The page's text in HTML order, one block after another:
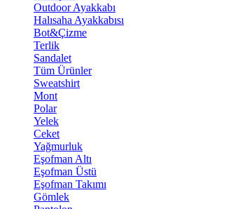
Outdoor Ayakkabı
Halısaha Ayakkabısı
Bot&Çizme
Terlik
Sandalet
Tüm Ürünler
Sweatshirt
Mont
Polar
Yelek
Ceket
Yağmurluk
Eşofman Altı
Eşofman Üstü
Eşofman Takımı
Gömlek